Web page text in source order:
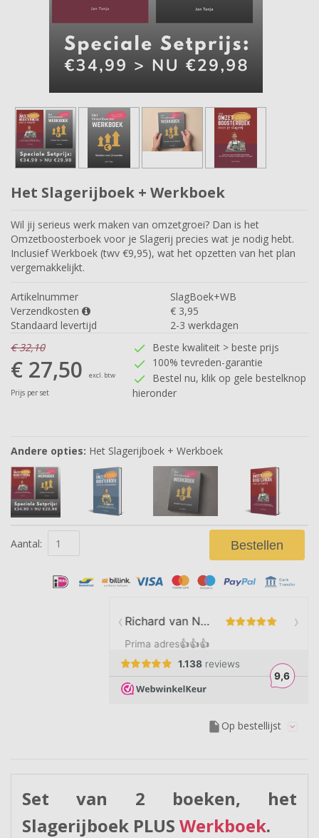
Het Slagerijboek + Werkboek
Wil jij serieus werk maken van omzetgroei? Dan is het
Omzetboosterboek voor je Slagerij precies wat je nodig hebt.
Inclusief Werkboek (twv €9,95), wat het opzetten van het plan
vergemakkelijkt.
Artikelnummer
SlagBoek+WB
Verzendkosten
€ 3,95
Standaard levertijd
2-3 werkdagen
€ 32,10
€ 27,50 excl. btw
check Beste kwaliteit > beste prijs
check 100% tevreden-garantie
check Bestel nu, klik op gele bestelknop
hieronder
Prijs per set
Andere opties: Het Slagerijboek + Werkboek
Aantal: Bestellen
insert_drive_file Op bestellijst
Set van 2 boeken, het
Slagerijboek PLUS Werkboek.